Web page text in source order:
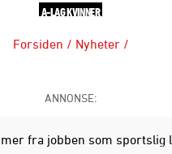
A-LAG KVINNER
Forsiden / Nyheter /
ANNONSE:
fra jobben som sportslig